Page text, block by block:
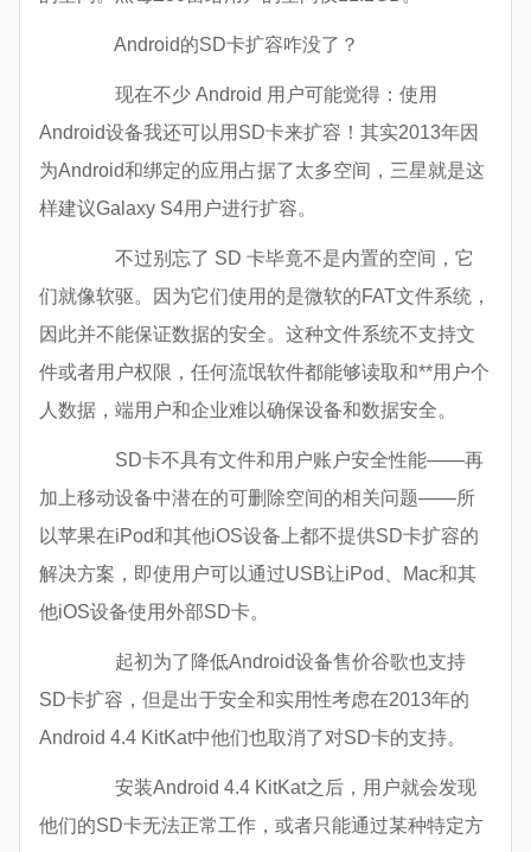
Android的SD卡扩容咋没了？
现在不少 Android 用户可能觉得：使用
Android设备我还可以用SD卡来扩容！其实2013年因
为Android和绑定的应用占据了太多空间，三星就是这
样建议Galaxy S4用户进行扩容。
不过别忘了 SD 卡毕竟不是内置的空间，它
们就像软驱。因为它们使用的是微软的FAT文件系统，
因此并不能保证数据的安全。这种文件系统不支持文
件或者用户权限，任何流氓软件都能够读取和**用户个
人数据，端用户和企业难以确保设备和数据安全。
SD卡不具有文件和用户账户安全性能——再
加上移动设备中潜在的可删除空间的相关问题——所
以苹果在iPod和其他iOS设备上都不提供SD卡扩容的
解决方案，即使用户可以通过USB让iPod、Mac和其
他iOS设备使用外部SD卡。
起初为了降低Android设备售价谷歌也支持
SD卡扩容，但是出于安全和实用性考虑在2013年的
Android 4.4 KitKat中他们也取消了对SD卡的支持。
安装Android 4.4 KitKat之后，用户就会发现
他们的SD卡无法正常工作，或者只能通过某种特定方